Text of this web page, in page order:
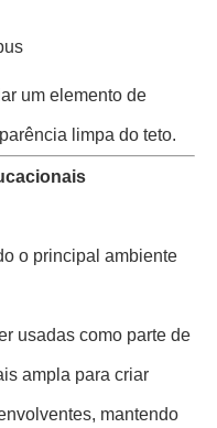
um elemento de
limpa do teto.
o principal ambiente
usadas como parte de
ampla para criar
mantendo